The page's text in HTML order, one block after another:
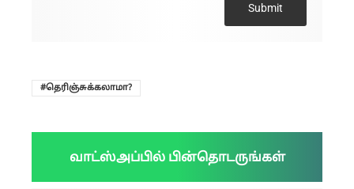
Submit
தெரிஞ்சுக்கலாமா?
வாட்ஸ்அப்பில் பின்தொடருங்கள்